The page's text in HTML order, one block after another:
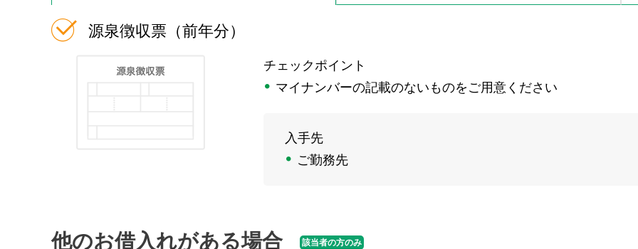
源泉徴収票（前年分）
チェックポイント
マイナンバーの記載のないものをご用意ください
入手先
ご勤務先
他のお借入れがある場合 該当者の方のみ